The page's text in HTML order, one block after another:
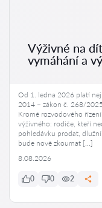
Výživné na
vymáhání a
Od 1. ledna 2026 platí
2014 – zákon č. 268/
Kromě rozvodového
výživného: rodiče, kteří
pohledávku prodat,
bude nově zkoumat […]
8.08.2026
0 0 2